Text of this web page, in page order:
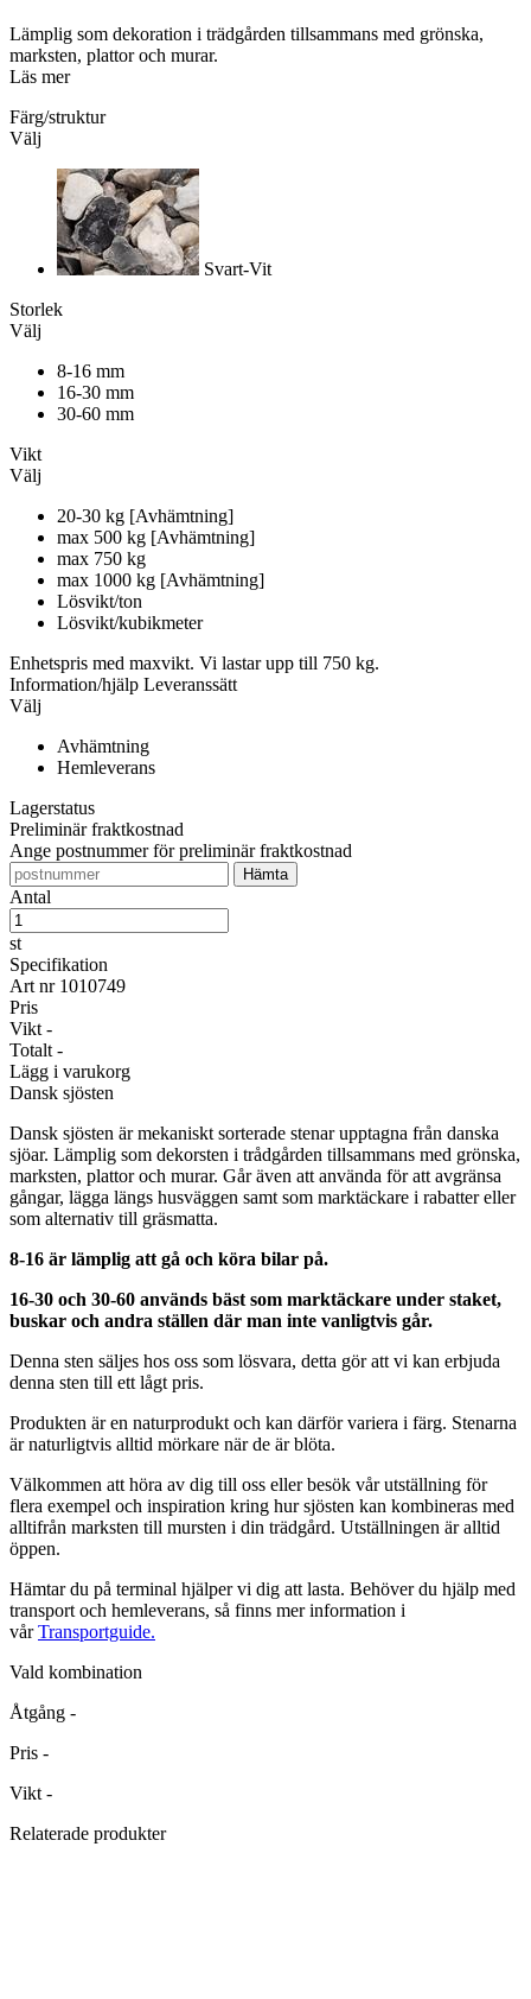
Lämplig som dekoration i trädgården tillsammans med grönska,
marksten, plattor och murar.
Läs mer
Färg/struktur
Välj
Svart-Vit
Storlek
Välj
8-16 mm
16-30 mm
30-60 mm
Vikt
Välj
20-30 kg [Avhämtning]
max 500 kg [Avhämtning]
max 750 kg
max 1000 kg [Avhämtning]
Lösvikt/ton
Lösvikt/kubikmeter
Enhetspris med maxvikt. Vi lastar upp till 750 kg.
Information/hjälp Leveranssätt
Välj
Avhämtning
Hemleverans
Lagerstatus
Preliminär fraktkostnad
Ange postnummer för preliminär fraktkostnad
Antal
st
Specifikation
Art nr 1010749
Pris
Vikt -
Totalt -
Lägg i varukorg
Dansk sjösten
Dansk sjösten är mekaniskt sorterade stenar upptagna från danska
sjöar. Lämplig som dekorsten i trådgården tillsammans med grönska,
marksten, plattor och murar. Går även att använda för att avgränsa
gångar, lägga längs husväggen samt som marktäckare i rabatter eller
som alternativ till gräsmatta.
8-16 är lämplig att gå och köra bilar på.
16-30 och 30-60 används bäst som marktäckare under staket,
buskar och andra ställen där man inte vanligtvis går.
Denna sten säljes hos oss som lösvara, detta gör att vi kan erbjuda
denna sten till ett lågt pris.
Produkten är en naturprodukt och kan därför variera i färg. Stenarna
är naturligtvis alltid mörkare när de är blöta.
Välkommen att höra av dig till oss eller besök vår utställning för
flera exempel och inspiration kring hur sjösten kan kombineras med
alltifrån marksten till mursten i din trädgård. Utställningen är alltid
öppen.
Hämtar du på terminal hjälper vi dig att lasta. Behöver du hjälp med
transport och hemleverans, så finns mer information i
vårTransportguide.
Vald kombination
Åtgång -
Pris -
Vikt -
Relaterade produkter